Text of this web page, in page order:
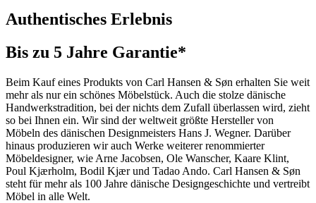
Authentisches Erlebnis
Bis zu 5 Jahre Garantie*
Beim Kauf eines Produkts von Carl Hansen & Søn erhalten Sie weit
mehr als nur ein schönes Möbelstück. Auch die stolze dänische
Handwerkstradition, bei der nichts dem Zufall überlassen wird, zieht
so bei Ihnen ein. Wir sind der weltweit größte Hersteller von
Möbeln des dänischen Designmeisters Hans J. Wegner. Darüber
hinaus produzieren wir auch Werke weiterer renommierter
Möbeldesigner, wie Arne Jacobsen, Ole Wanscher, Kaare Klint,
Poul Kjærholm, Bodil Kjær und Tadao Ando. Carl Hansen & Søn
steht für mehr als 100 Jahre dänische Designgeschichte und vertreibt
Möbel in alle Welt.